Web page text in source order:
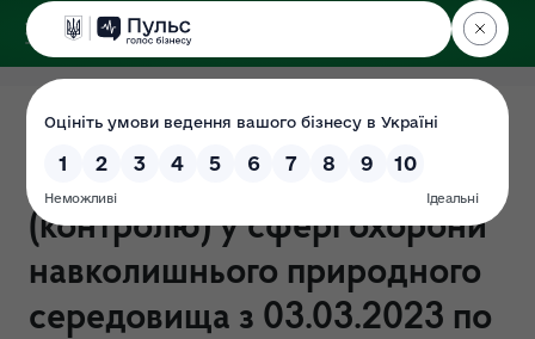
ДЕРЖЕКОІНСПЕКЦІЯ
Поліського округу
Результати здійснення
державного нагляду
(контролю) у сфері охорони
навколишнього природного
середовища з 03.03.2023 по